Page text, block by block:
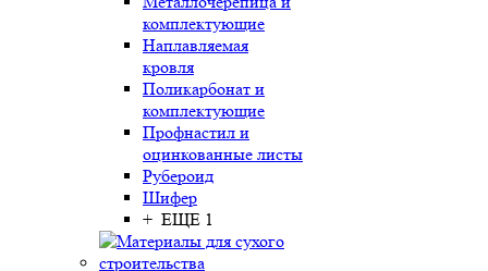
комплектующие
Наплавляемая
кровля
Поликарбонат и
комплектующие
Профнастил и
оцинкованные листы
Рубероид
Шифер
+ ЕЩЕ 1